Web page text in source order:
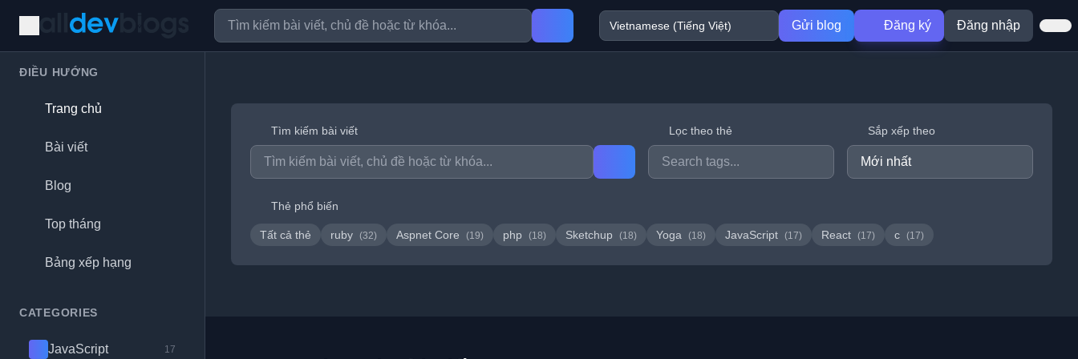
Gửi blog Đăng ký Đăng nhập
ĐIỀU HƯỚNG
Trang chủ
Bài viết
Blog
Top tháng
Bảng xếp hạng
CATEGORIES
JavaScript 17
Tìm kiếm bài viết Lọc theo thẻ Sắp xếp theo
Thẻ phổ biến
Tất cả thẻ ruby (32) Aspnet Core (19) php (18) Sketchup (18) Yoga (18) JavaScript (17) React (17) c (17)